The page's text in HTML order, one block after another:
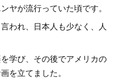
ヤが流行っていた頃です。
われ、日本人も少なく、人
学び、その後でアメリカの
を立てました。